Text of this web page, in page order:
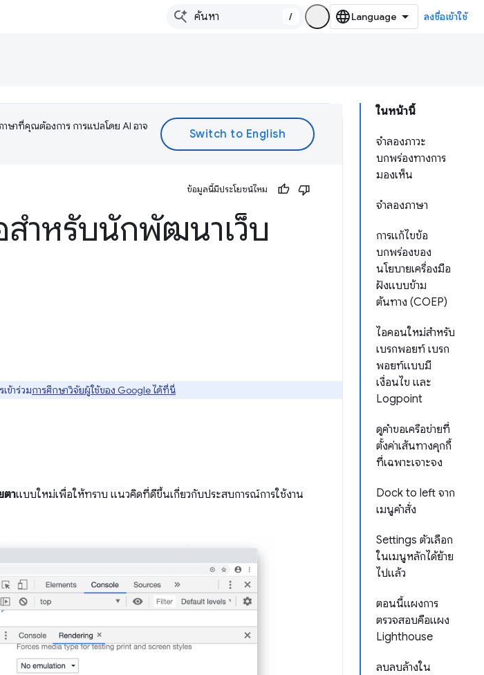
/ ลงชื่อเข้าใช้
ในหน้านี้
จำลองภาวะ
บกพร่องทางการ
มองเห็น
จำลองภาษา
การแก้ไขข้อ
บกพร่องของ
นโยบายเครื่องมือ
ฝังแบบข้าม
ต้นทาง (COEP)
ไอคอนใหม่สำหรับ
เบรกพอยท์ เบรก
พอยท์แบบมี
เงื่อนไข และ
Logpoint
ดูคำขอเครือข่ายที่
ตั้งค่าเส้นทางคุกกี้
ที่เฉพาะเจาะจง
Dock to left จาก
เมนูคำสั่ง
Settings ตัวเลือก
ในเมนูหลักได้ย้าย
ไปแล้ว
ตอนนี้แผงการ
ตรวจสอบคือแผง
Lighthouse
ลบลบล้างใน
ษาที่คุณต้องการ การแปลโดย AI อาจ
ข้อมูลนี้มีประโยชน์ไหม
สำหรับนักพัฒนาเว็บ
ข้าร่วมการศึกษาวิจัยผู้ใช้ของ Google ได้ที่นี่
ตาแบบใหม่เพื่อให้ทราบ แนวคิดที่ดีขึ้นเกี่ยวกับประสบการณ์การใช้งาน